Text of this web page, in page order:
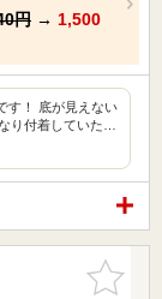
円 → 1,500
す！ 底が見えない
り付着していた…
お気に入
りに追加